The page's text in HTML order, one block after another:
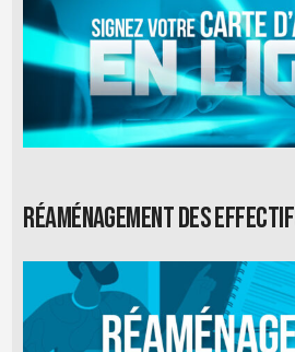
Réaménagement des